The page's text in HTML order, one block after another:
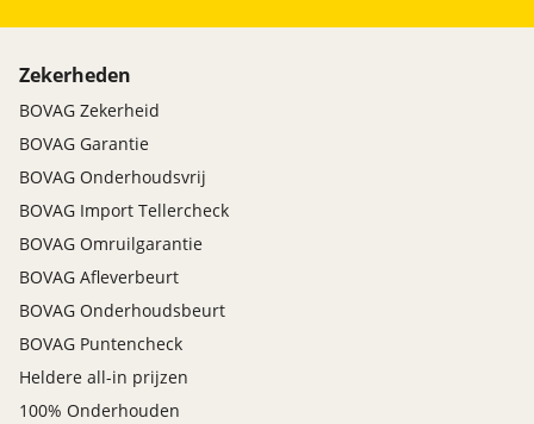
Zekerheden
BOVAG Zekerheid
BOVAG Garantie
BOVAG Onderhoudsvrij
BOVAG Import Tellercheck
BOVAG Omruilgarantie
BOVAG Afleverbeurt
BOVAG Onderhoudsbeurt
BOVAG Puntencheck
Heldere all-in prijzen
100% Onderhouden